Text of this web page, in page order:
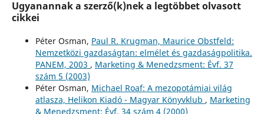
Ugyanannak a szerző(k)nek a legtöbbet olvasott
cikkei
Péter Osman, Paul R. Krugman, Maurice Obstfeld:
Nemzetközi gazdaságtan: elmélet és gazdaságpolitika.
PANEM, 2003 , Marketing & Menedzsment: Évf. 37
szám 5 (2003)
Péter Osman, Michael Roaf: A mezopotámiai világ
atlasza, Helikon Kiadó - Magyar Könyvklub , Marketing
& Menedzsment: Évf. 34 szám 4 (2000)